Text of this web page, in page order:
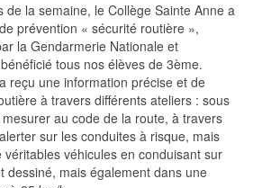
de la semaine, le Collège Sainte Anne a
prévention « sécurité routière »,
la Gendarmerie Nationale et
tous nos élèves de 3ème.
reçu une information précise et de
à travers différents ateliers : sous
au code de la route, à travers
sur les conduites à risque, mais
véhicules en conduisant sur
dessiné, mais également dans une